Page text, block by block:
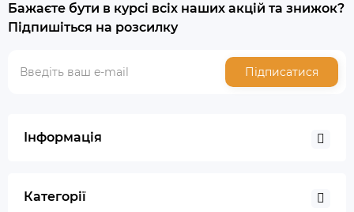
Бажаєте бути в курсі всіх наших акцій та знижок?
Підпишіться на розсилку
Підписатися
Інформація
Категорії